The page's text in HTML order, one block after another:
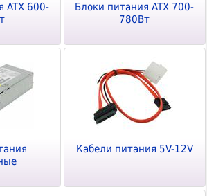
ATX 600-
Блоки питания ATX 700-
780Вт
Кабели питания 5V-12V